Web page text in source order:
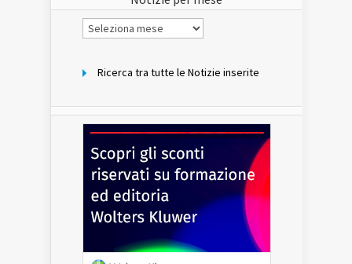
Notizie
per
Ricerca tra tutte le Notizie inserite